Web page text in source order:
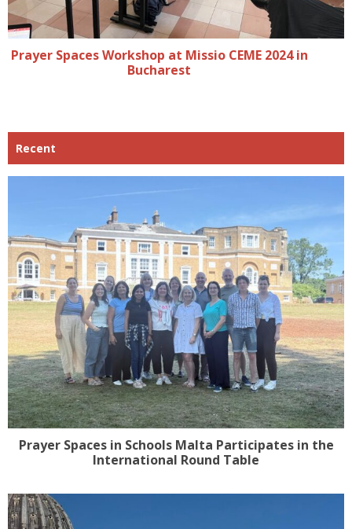
Prayer Spaces Workshop at Missio CEME 2024 in
Bucharest
Recent
Prayer Spaces in Schools Malta Participates in the
International Round Table